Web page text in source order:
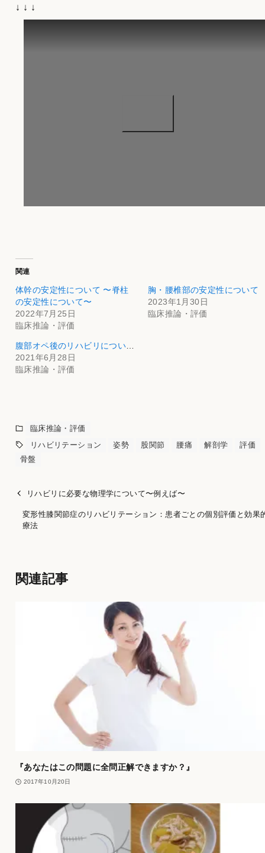
↓ ↓ ↓
関連
体幹の安定性について 〜脊柱
の安定性について〜
2022年7月25日
臨床推論・評価
胸・腰椎部の安定性について
2023年1月30日
臨床推論・評価
2021年6月28日
臨床推論・評価
臨床推論・評価
リハビリテーション
姿勢 股関節 腰痛 解剖学
評価
骨盤
リハビリに必要な物理学について〜例えば〜
変形性膝関節症のリハビリテーション：患者ごとの個別評価と効果
療法
関連記事
『あなたはこの問題に全問正解できますか？』
2017年10月20日